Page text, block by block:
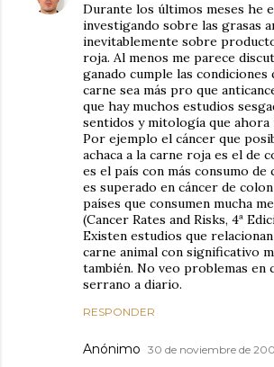
Durante los últimos meses he
investigando sobre las grasas
inevitablemente sobre
roja. Al menos me parece
ganado cumple las condiciones
carne sea más pro que
que hay muchos estudios
sentidos y mitología que ahora
Por ejemplo el cáncer que
achaca a la carne roja es el de
es el país con más consumo
es superado en cáncer de
países que consumen mucha
(Cancer Rates and Risks, 4ª
Existen estudios que
carne animal con significativo
también. No veo problemas en
serrano a diario.
RESPONDER
Anónimo 30 de noviembre de